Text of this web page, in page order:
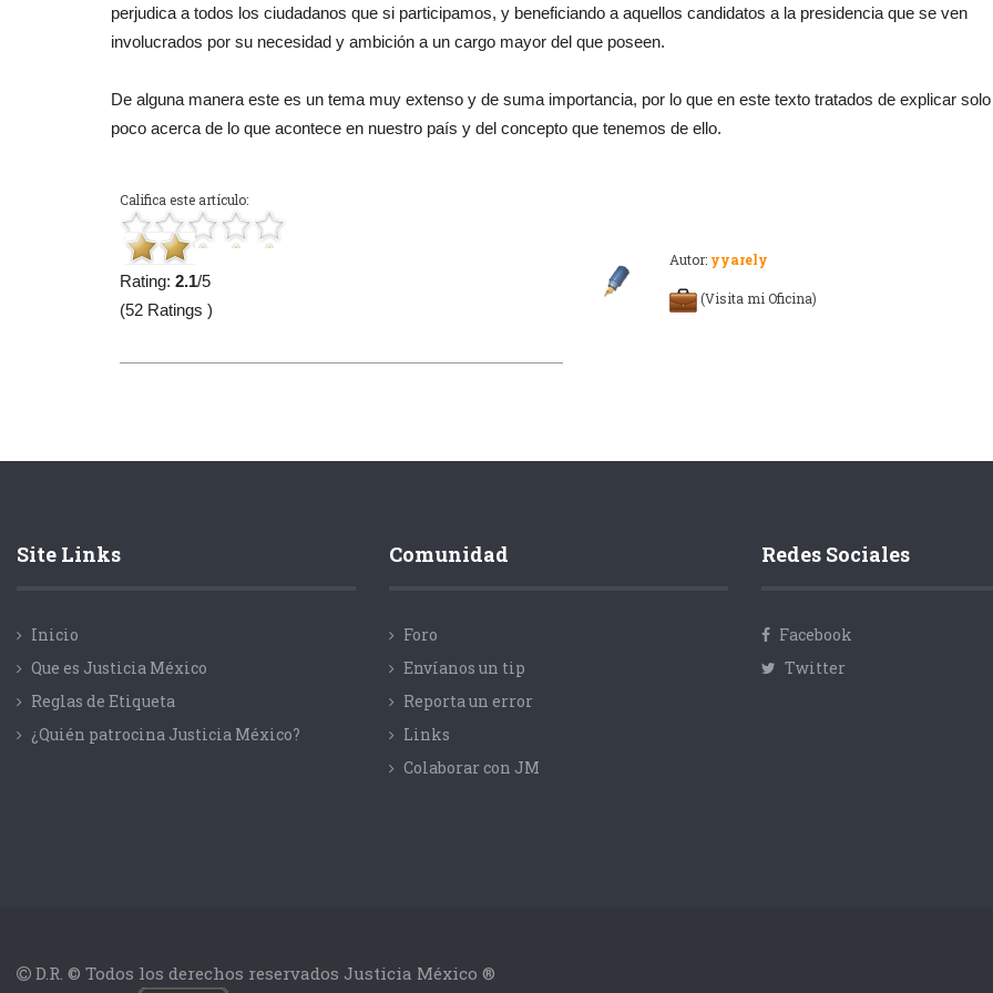
perjudica a todos los ciudadanos que si participamos, y beneficiando a aquellos candidatos a la presidencia que se ven
involucrados por su necesidad y ambición a un cargo mayor del que poseen.
De alguna manera este es un tema muy extenso y de suma importancia, por lo que en este texto tratados de explicar
poco acerca de lo que acontece en nuestro país y del concepto que tenemos de ello.
Califica este artículo:
Rating:2.1/5
(52 Ratings )
Autor: yyarely
(Visita mi Oficina)
Site Links
Inicio
Que es Justicia México
Reglas de Etiqueta
¿Quién patrocina Justicia México?
Comunidad
Foro
Envíanos un tip
Reporta un error
Links
Colaborar con JM
Redes Sociales
Facebook
Twitter
D.R. © Todos los derechos reservados Justicia México ®